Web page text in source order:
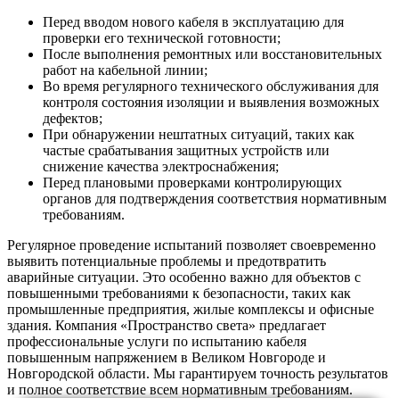
Перед вводом нового кабеля в эксплуатацию для
проверки его технической готовности;
После выполнения ремонтных или восстановительных
работ на кабельной линии;
Во время регулярного технического обслуживания для
контроля состояния изоляции и выявления возможных
дефектов;
При обнаружении нештатных ситуаций, таких как
частые срабатывания защитных устройств или
снижение качества электроснабжения;
Перед плановыми проверками контролирующих
органов для подтверждения соответствия нормативным
требованиям.
Регулярное проведение испытаний позволяет своевременно
выявить потенциальные проблемы и предотвратить
аварийные ситуации. Это особенно важно для объектов с
повышенными требованиями к безопасности, таких как
промышленные предприятия, жилые комплексы и офисные
здания. Компания «Пространство света» предлагает
профессиональные услуги по испытанию кабеля
повышенным напряжением в Великом Новгороде и
Новгородской области. Мы гарантируем точность результатов
и полное соответствие всем нормативным требованиям.